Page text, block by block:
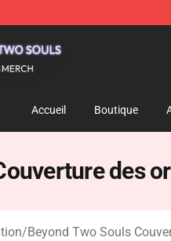
Accueil Boutique
des
/Beyond Two Souls